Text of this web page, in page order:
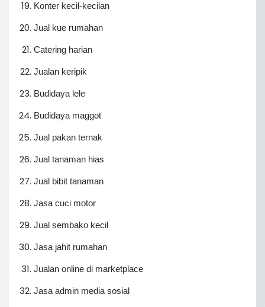
Konter kecil-kecilan
Jual kue rumahan
Catering harian
Jualan keripik
Budidaya lele
Budidaya maggot
Jual pakan ternak
Jual tanaman hias
Jual bibit tanaman
Jasa cuci motor
Jual sembako kecil
Jasa jahit rumahan
Jualan online di marketplace
Jasa admin media sosial